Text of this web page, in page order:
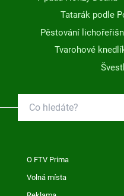
Tatarák podle
Pěstování
Tvarohové
O FTV Prima
Volná místa